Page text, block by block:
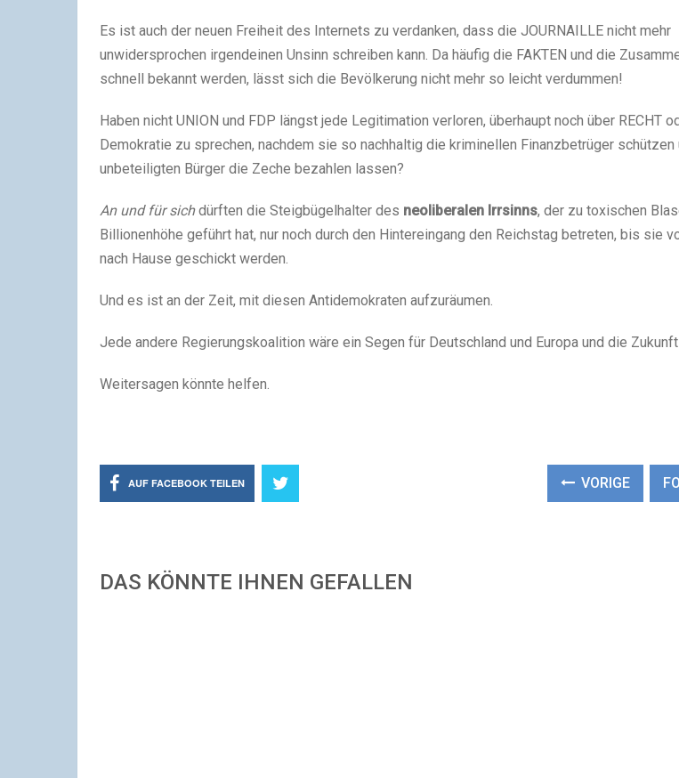
Es ist auch der neuen Freiheit des Internets zu verdanken, dass die JOURNAILLE nicht mehr
unwidersprochen irgendeinen Unsinn schreiben kann. Da häufig die FAKTEN und die
schnell bekannt werden, lässt sich die Bevölkerung nicht mehr so leicht verdummen!
Haben nicht UNION und FDP längst jede Legitimation verloren, überhaupt noch über RECHT
Demokratie zu sprechen, nachdem sie so nachhaltig die kriminellen Finanzbetrüger schützen
unbeteiligten Bürger die Zeche bezahlen lassen?
An und für sichdürften die Steigbügelhalter des neoliberalen Irrsinns, der zu toxischen
Billionenhöhe geführt hat, nur noch durch den Hintereingang den Reichstag betreten, bis sie
nach Hause geschickt werden.
Und es ist an der Zeit, mit diesen Antidemokraten aufzuräumen.
Jede andere Regierungskoalition wäre ein Segen für Deutschland und Europa und die
Weitersagen könnte helfen.
AUF FACEBOOK TEILEN VORIGE
DAS KÖNNTE IHNEN GEFALLEN